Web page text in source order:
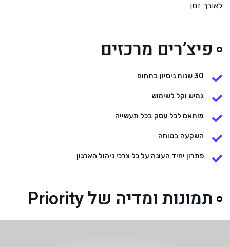
לאורך זמן
פיצ’רים מרכזים
30 שנות ניסיון בתחום
גמיש וקל לשימוש
מותאם לכל עסק בכל תעשייה
השקעה בטוחה
פתרון יחיד העונה על כל צרכי ניהול הארגון
תמונות ומדיה של Priority